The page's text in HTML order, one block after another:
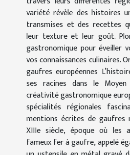
variété révèle des histoires
transmises et des recettes
leur texture et leur goût.
gastronomique pour éveiller
vos connaissances culinaires.
gaufres européennes
ses racines dans le
créativité gastronomique
spécialités régionales
mentions écrites de gaufres
XIIIe siècle, époque où les
fameux fer à gaufre, appelé